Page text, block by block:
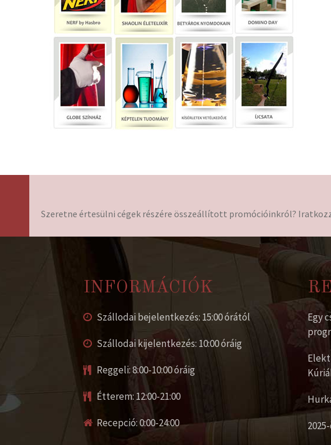
Szeretne értesülni cégek részére összeállított promócióinkról?
INFORMÁCIÓK
Szállodai bejelentkezés: 15:00 órától
Szállodai kijelentkezés: 10:00 óráig
Reggeli: 8:00-10:00 óráig
Étterem: 12:00-21:00
Recepció: 0:00-24:00
Egy